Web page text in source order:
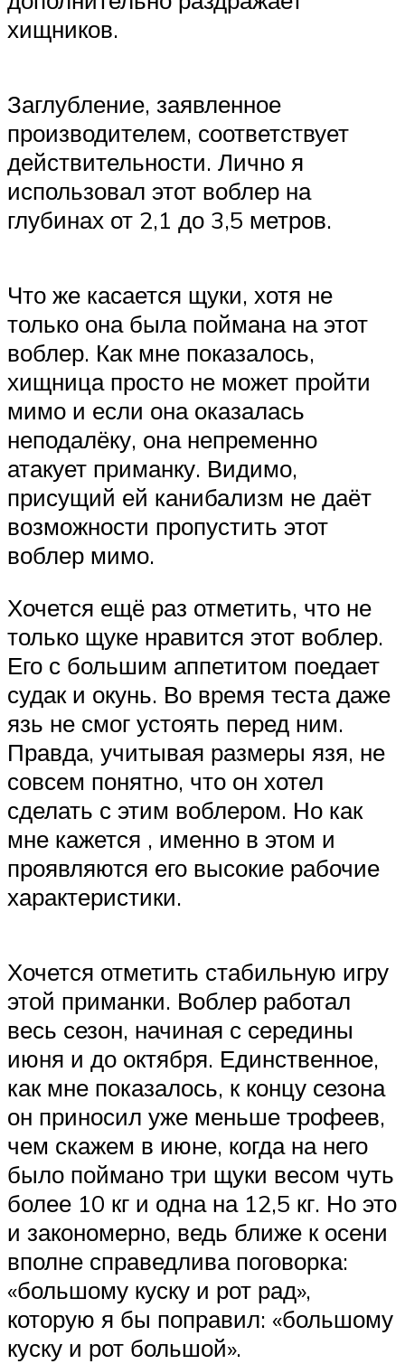
хищников.
Заглубление, заявленное
производителем, соответствует
действительности. Лично я
использовал этот воблер на
глубинах от 2,1 до 3,5 метров.
Что же касается щуки, хотя не
только она была поймана на этот
воблер. Как мне показалось,
хищница просто не может пройти
мимо и если она оказалась
неподалёку, она непременно
атакует приманку. Видимо,
присущий ей канибализм не даёт
возможности пропустить этот
воблер мимо.
Хочется ещё раз отметить, что не
только щуке нравится этот воблер.
Его с большим аппетитом поедает
судак и окунь. Во время теста даже
язь не смог устоять перед ним.
Правда, учитывая размеры язя, не
совсем понятно, что он хотел
сделать с этим воблером. Но как
мне кажется , именно в этом и
проявляются его высокие рабочие
характеристики.
Хочется отметить стабильную игру
этой приманки. Воблер работал
весь сезон, начиная с середины
июня и до октября. Единственное,
как мне показалось, к концу сезона
он приносил уже меньше трофеев,
чем скажем в июне, когда на него
было поймано три щуки весом чуть
более 10 кг и одна на 12,5 кг. Но это
и закономерно, ведь ближе к осени
вполне справедлива поговорка:
«большому куску и рот рад»,
которую я бы поправил: «большому
куску и рот большой».